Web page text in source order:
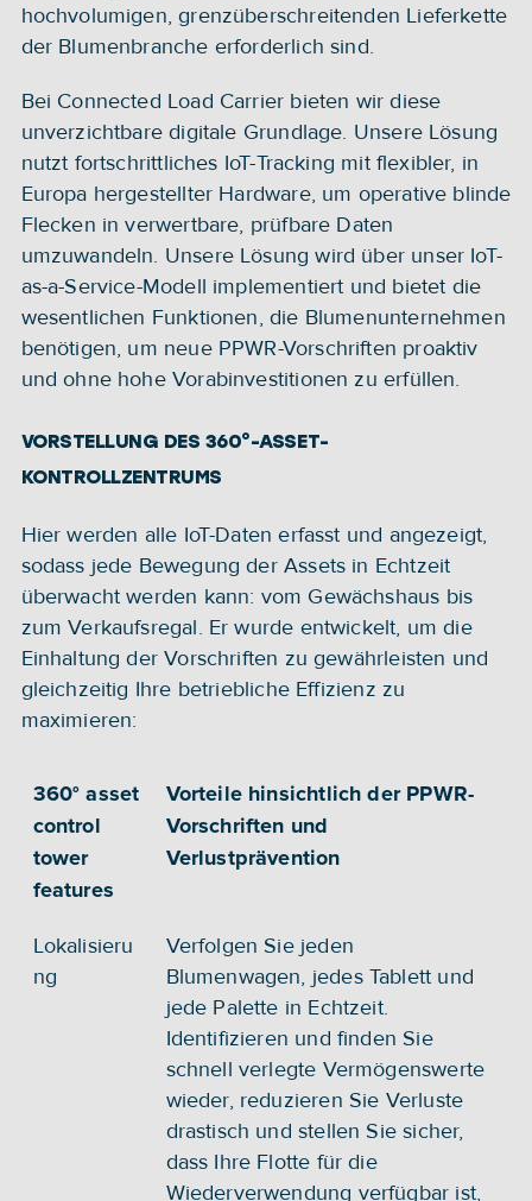
hochvolumigen, grenzüberschreitenden Lieferkette
der Blumenbranche erforderlich sind.
Bei Connected Load Carrier bieten wir diese
unverzichtbare digitale Grundlage. Unsere Lösung
nutzt fortschrittliches IoT-Tracking mit flexibler, in
Europa hergestellter Hardware, um operative blinde
Flecken in verwertbare, prüfbare Daten
umzuwandeln. Unsere Lösung wird über unser IoT-
as-a-Service-Modell implementiert und bietet die
wesentlichen Funktionen, die Blumenunternehmen
benötigen, um neue PPWR-Vorschriften proaktiv
und ohne hohe Vorabinvestitionen zu erfüllen.
VORSTELLUNG DES 360°-ASSET-
KONTROLLZENTRUMS
Hier werden alle IoT-Daten erfasst und angezeigt,
sodass jede Bewegung der Assets in Echtzeit
überwacht werden kann: vom Gewächshaus bis
zum Verkaufsregal. Er wurde entwickelt, um die
Einhaltung der Vorschriften zu gewährleisten und
gleichzeitig Ihre betriebliche Effizienz zu
maximieren:
360° asset
control
tower
features
Vorteile hinsichtlich der PPWR-
Vorschriften und
Verlustprävention
Lokalisieru
ng
Verfolgen Sie jeden
Blumenwagen, jedes Tablett und
jede Palette in Echtzeit.
Identifizieren und finden Sie
schnell verlegte Vermögenswerte
wieder, reduzieren Sie Verluste
drastisch und stellen Sie sicher,
dass Ihre Flotte für die
Wiederverwendung verfügbar ist,